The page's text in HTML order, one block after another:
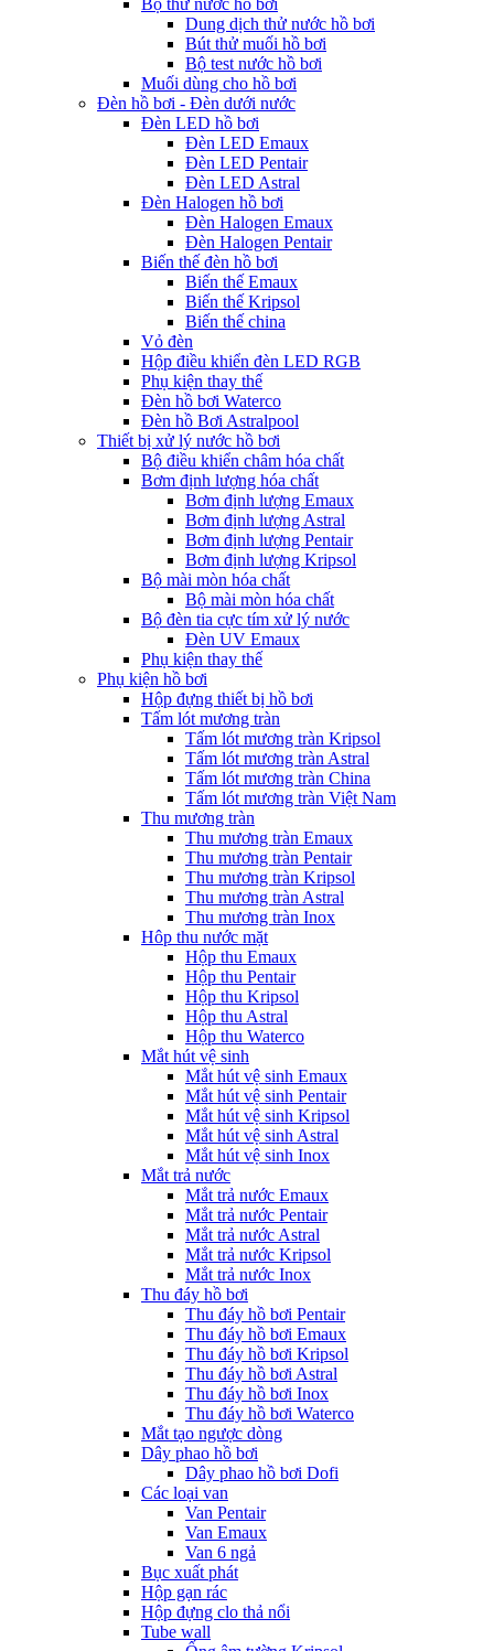
Bộ thử nước hồ bơi
Dung dịch thử nước hồ bơi
Bút thử muối hồ bơi
Bộ test nước hồ bơi
Muối dùng cho hồ bơi
Đèn hồ bơi - Đèn dưới nước
Đèn LED hồ bơi
Đèn LED Emaux
Đèn LED Pentair
Đèn LED Astral
Đèn Halogen hồ bơi
Đèn Halogen Emaux
Đèn Halogen Pentair
Biến thế đèn hồ bơi
Biến thế Emaux
Biến thế Kripsol
Biến thế china
Vỏ đèn
Hộp điều khiển đèn LED RGB
Phụ kiện thay thế
Đèn hồ bơi Waterco
Đèn hồ Bơi Astralpool
Thiết bị xử lý nước hồ bơi
Bộ điều khiển châm hóa chất
Bơm định lượng hóa chất
Bơm định lượng Emaux
Bơm định lượng Astral
Bơm định lượng Pentair
Bơm định lượng Kripsol
Bộ mài mòn hóa chất
Bộ mài mòn hóa chất
Bộ đèn tia cực tím xử lý nước
Đèn UV Emaux
Phụ kiện thay thế
Phụ kiện hồ bơi
Hộp đựng thiết bị hồ bơi
Tấm lót mương tràn
Tấm lót mương tràn Kripsol
Tấm lót mương tràn Astral
Tấm lót mương tràn China
Tấm lót mương tràn Việt Nam
Thu mương tràn
Thu mương tràn Emaux
Thu mương tràn Pentair
Thu mương tràn Kripsol
Thu mương tràn Astral
Thu mương tràn Inox
Hôp thu nước mặt
Hộp thu Emaux
Hộp thu Pentair
Hộp thu Kripsol
Hộp thu Astral
Hộp thu Waterco
Mắt hút vệ sinh
Mắt hút vệ sinh Emaux
Mắt hút vệ sinh Pentair
Mắt hút vệ sinh Kripsol
Mắt hút vệ sinh Astral
Mắt hút vệ sinh Inox
Mắt trả nước
Mắt trả nước Emaux
Mắt trả nước Pentair
Mắt trả nước Astral
Mắt trả nước Kripsol
Mắt trả nước Inox
Thu đáy hồ bơi
Thu đáy hồ bơi Pentair
Thu đáy hồ bơi Emaux
Thu đáy hồ bơi Kripsol
Thu đáy hồ bơi Astral
Thu đáy hồ bơi Inox
Thu đáy hồ bơi Waterco
Mắt tạo ngược dòng
Dây phao hồ bơi
Dây phao hồ bơi Dofi
Các loại van
Van Pentair
Van Emaux
Van 6 ngả
Bục xuất phát
Hộp gạn rác
Hộp đựng clo thả nổi
Tube wall